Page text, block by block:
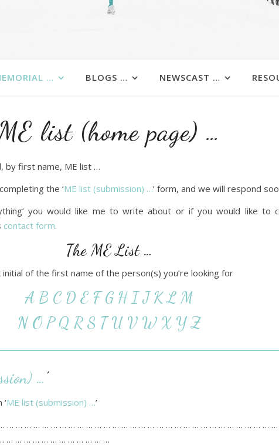
… BLOGS … NEWSCAST …
list (home page) …
by first name, ME list …
the ‘ME list (submission) …’ form, and we will respond
you would like me to write about or if you would like to
contact form.
The ME List …
initial of the first name of the person(s) you’re looking for
A B C D E F G H I J K L M
N O P Q R S T U V W X Y Z
…
ME list (submission) …’
… … … … … … … … … … … … … … … … … … … … … … … … … … … … … …
… … … … … … … … … … … …